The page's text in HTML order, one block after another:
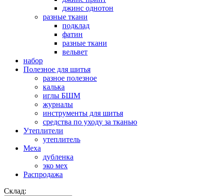
джинс однотон
разные ткани
подклад
фатин
разные ткани
вельвет
набор
Полезное для шитья
разное полезное
калька
иглы БШМ
журналы
инструменты для шитья
средства по уходу за тканью
Утеплители
утеплитель
Меха
дубленка
эко мех
Распродажа
Склад: